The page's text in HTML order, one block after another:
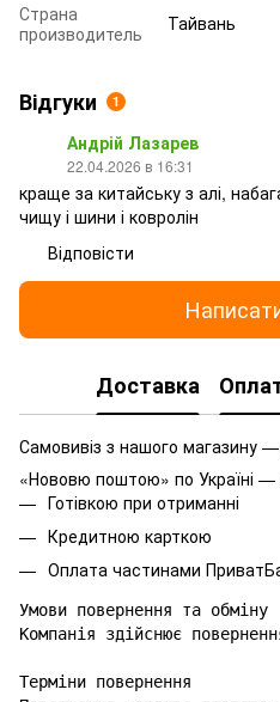
Страна
производитель
Тайвань
Відгуки 1
Андрій Лазарев
22.04.2026 в 16:31
краще за китайську з алі,
чищу і шини і ковролін
Відповісти
Доставка
Самовивіз з нашого магазину
«Нововю поштою» по Україні —
Готівкою при отриманні
Кредитною карткою
Оплата частинами
Умови повернення та обміну
Компанія здійснює
Терміни повернення